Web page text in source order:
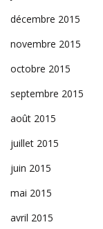
décembre 2015
novembre 2015
octobre 2015
septembre 2015
août 2015
juillet 2015
juin 2015
mai 2015
avril 2015